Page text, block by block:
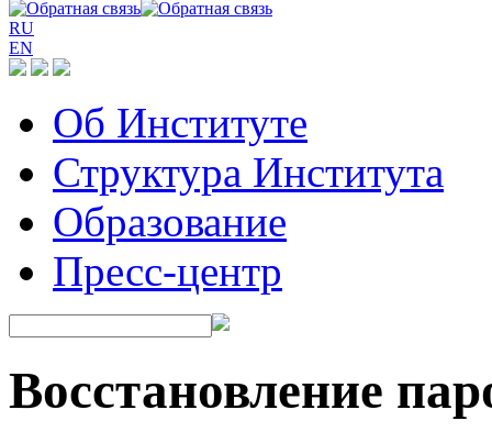
RU
EN
Об Институте
Структура Института
Образование
Пресс-центр
Восстановление